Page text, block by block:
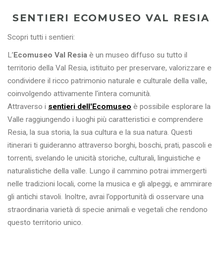
SENTIERI ECOMUSEO VAL RESIA
Scopri tutti i sentieri:
L’ Ecomuseo Val Resia è un museo diffuso su tutto il
territorio della Val Resia, istituito per preservare, valorizzare e
condividere il ricco patrimonio naturale e culturale della valle,
coinvolgendo attivamente l'intera comunità.
Attraverso i sentieri dell'Ecomuseo è possibile esplorare la
Valle raggiungendo i luoghi più caratteristici e comprendere
Resia, la sua storia, la sua cultura e la sua natura. Questi
itinerari ti guideranno attraverso borghi, boschi, prati, pascoli e
torrenti, svelando le unicità storiche, culturali, linguistiche e
naturalistiche della valle. Lungo il cammino potrai immergerti
nelle tradizioni locali, come la musica e gli alpeggi, e ammirare
gli antichi stavoli. Inoltre, avrai l’opportunità di osservare una
straordinaria varietà di specie animali e vegetali che rendono
questo territorio unico.